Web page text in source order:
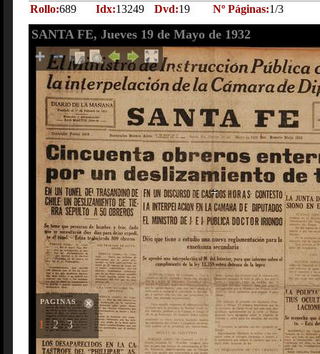
Rollo:689 Idx:13249 Dvd:19 Nº Páginas:1/3
SANTA FE, Jueves 19 de Mayo de 1932
PAGINAS
1 2 3